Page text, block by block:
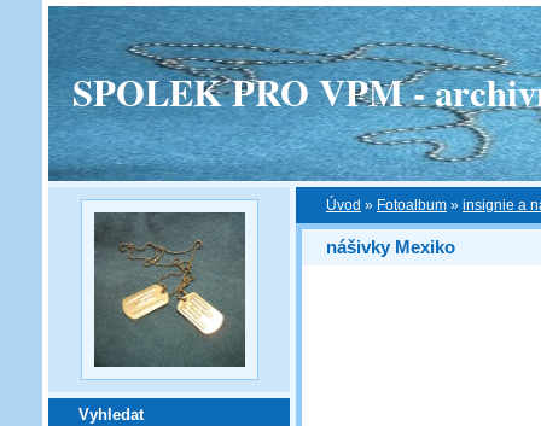
SPOLEK PRO VPM -
Vyhledat
Úvod » Fotoalbum » insignie a
nášivky Mexiko